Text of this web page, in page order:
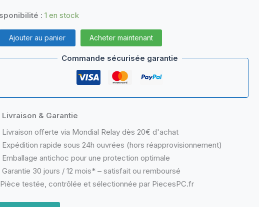
: 1 en stock
Ajouter au panier Acheter maintenant
Commande sécurisée garantie
Livraison & Garantie
Livraison offerte via Mondial Relay dès 20€ d'achat
Expédition rapide sous 24h ouvrées (hors réapprovisionnement)
Emballage antichoc pour une protection optimale
Garantie 30 jours / 12 mois* – satisfait ou remboursé
testée, contrôlée et sélectionnée par PiecesPC.fr